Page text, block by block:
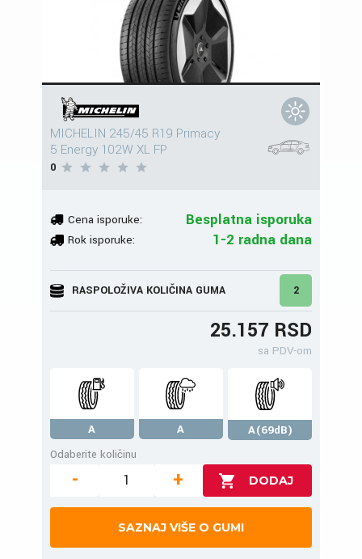
MICHELIN 245/45 R19 Primacy
5 Energy 102W XL FP
0
Cena isporuke: Besplatna isporuka
Rok isporuke: 1-2 radna dana
RASPOLOŽIVA KOLIČINA GUMA 2
25.157 RSD
sa PDV-om
A A
A(69dB)
Odaberite količinu
- +
SAZNAJ VIŠE O GUMI